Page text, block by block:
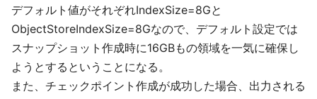
デフォルト値がそれぞれIndexSize=8Gと
ObjectStoreIndexSize=8Gなので、デフォルト設定では
スナップショット作成時に16GBもの領域を一気に確保し
ようとするということになる。
また、チェックポイント作成が成功した場合、出力される